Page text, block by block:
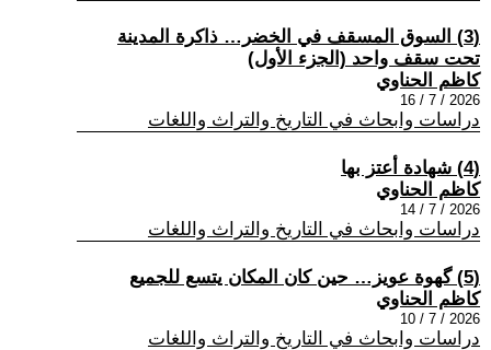
(3) السوق المسقف في الخضر… ذاكرة المدينة
تحت سقف واحد (الجزء الأول)
كاظم الحناوي
2026 / 7 / 16
دراسات وابحاث في التاريخ والتراث واللغات
(4) شهادة أعتز بها
كاظم الحناوي
2026 / 7 / 14
دراسات وابحاث في التاريخ والتراث واللغات
(5) گهوة عويز… حين كان المكان يتسع للجميع
كاظم الحناوي
2026 / 7 / 10
دراسات وابحاث في التاريخ والتراث واللغات